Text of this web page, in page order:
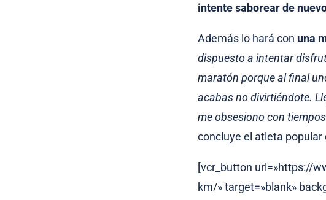
intente saborear de
Además lo hará con una
dispuesto a intentar
maratón porque al final
acabas no divirtiéndote.
me obsesiono con
concluye el atleta popular
[vcr_button url=»https://
km/» target=»blank»